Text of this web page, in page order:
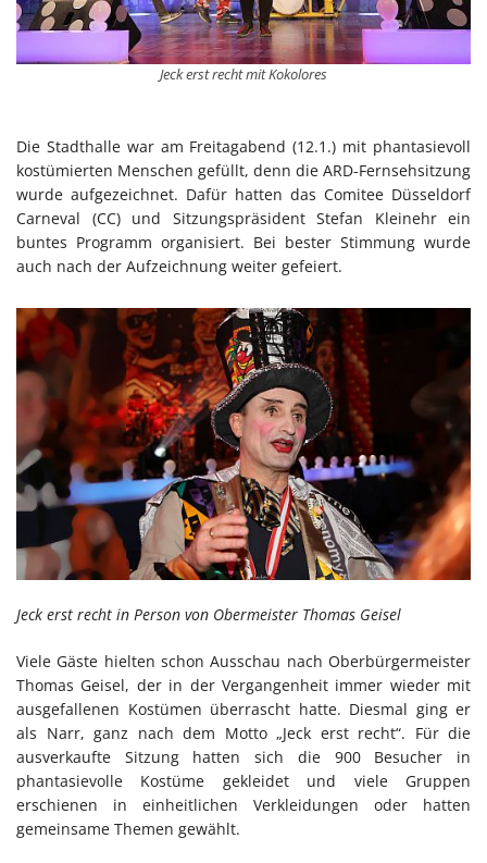
Jeck erst recht mit Kokolores
Die Stadthalle war am Freitagabend (12.1.) mit phantasievoll
kostümierten Menschen gefüllt, denn die ARD-Fernsehsitzung
wurde aufgezeichnet. Dafür hatten das Comitee Düsseldorf
Carneval (CC) und Sitzungspräsident Stefan Kleinehr ein
buntes Programm organisiert. Bei bester Stimmung wurde
auch nach der Aufzeichnung weiter gefeiert.
Jeck erst recht in Person von Obermeister Thomas Geisel
Viele Gäste hielten schon Ausschau nach Oberbürgermeister
Thomas Geisel, der in der Vergangenheit immer wieder mit
ausgefallenen Kostümen überrascht hatte. Diesmal ging er
als Narr, ganz nach dem Motto „Jeck erst recht“. Für die
ausverkaufte Sitzung hatten sich die 900 Besucher in
phantasievolle Kostüme gekleidet und viele Gruppen
erschienen in einheitlichen Verkleidungen oder hatten
gemeinsame Themen gewählt.